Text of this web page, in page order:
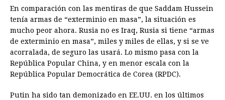
En comparación con las mentiras de que Saddam Hussein
tenía armas de “exterminio en masa”, la situación es
mucho peor ahora. Rusia no es Iraq, Rusia si tiene “armas
de exterminio en masa”, miles y miles de ellas, y si se ve
acorralada, de seguro las usará. Lo mismo pasa con la
República Popular China, y en menor escala con la
República Popular Democrática de Corea (RPDC).
Putin ha sido tan demonizado en EE.UU. en los últimos